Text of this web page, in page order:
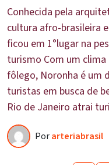
Conhecida pela
cultura afro-brasileira
ficou em 1°lugar na
turismo Com um
fôlego, Noronha é um
turistas em busca de
Rio de Janeiro atrai
Porarteriabrasil